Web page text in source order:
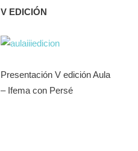
V EDICIÓN
Presentación V edición Aula
– Ifema con Persé